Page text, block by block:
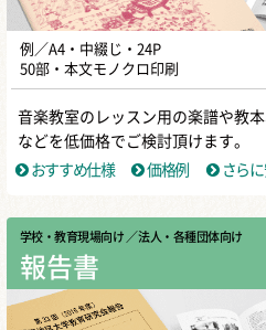
例／A4・中綴じ・24P
50部・本文モノクロ印刷
音楽教室のレッスン用の楽譜や教
などを低価格でご検討頂けます。
おすすめ仕様
価格例 さらに
学校・教育現場向け ／ 法人・各種団体向け
報告書